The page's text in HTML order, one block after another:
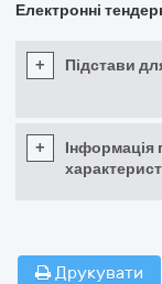
Електронні
+ Підстави
+
Інформація
Друкувати